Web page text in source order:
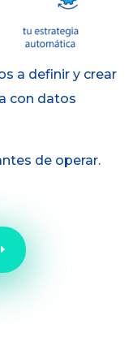
a definir y crear
con datos
de operar.